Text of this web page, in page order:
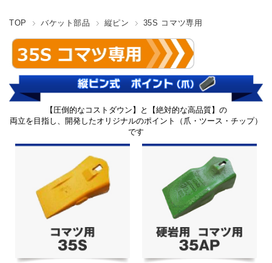
TOP バケット部品 縦ピン 35S コマツ専用
【圧倒的なコストダウン】と【絶対的な高品質】の
両立を目指し、開発したオリジナルのポイント（爪・ツース・チップ）
です